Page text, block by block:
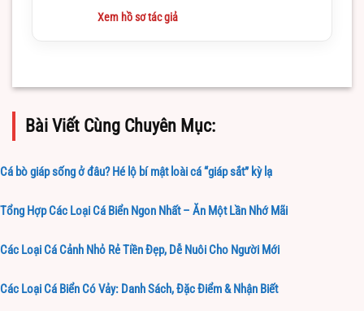
hiểu và làm việc trong lĩnh vực này
Xem hồ sơ tác giả
Bài Viết Cùng Chuyên Mục:
Cá bò giáp sống ở đâu? Hé lộ bí mật loài cá “giáp sắt” kỳ lạ
Tổng Hợp Các Loại Cá Biển Ngon Nhất – Ăn Một Lần Nhớ Mãi
Các Loại Cá Cảnh Nhỏ Rẻ Tiền Đẹp, Dễ Nuôi Cho Người Mới
Các Loại Cá Biển Có Vảy: Danh Sách, Đặc Điểm & Nhận Biết